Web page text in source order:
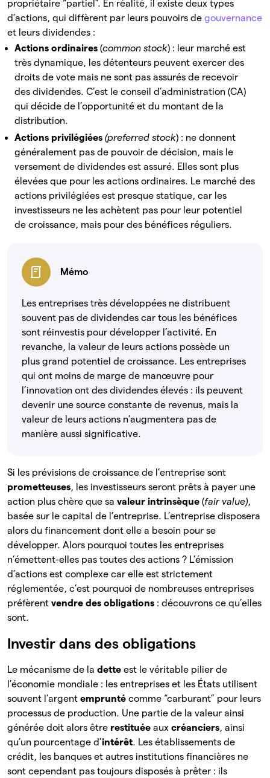
propriétaire “partiel”. En réalité, il existe deux types
d’actions, qui diffèrent par leurs pouvoirs de gouvernance
et leurs dividendes :
Actions ordinaires (common stock) : leur marché est
très dynamique, les détenteurs peuvent exercer des
droits de vote mais ne sont pas assurés de recevoir
des dividendes. C’est le conseil d’administration (CA)
qui décide de l’opportunité et du montant de la
distribution.
Actions privilégiées (preferred stock) : ne donnent
généralement pas de pouvoir de décision, mais le
versement de dividendes est assuré. Elles sont plus
élevées que pour les actions ordinaires. Le marché des
actions privilégiées est presque statique, car les
investisseurs ne les achètent pas pour leur potentiel
de croissance, mais pour des bénéfices réguliers.
Mémo
Les entreprises très développées ne distribuent
souvent pas de dividendes car tous les bénéfices
sont réinvestis pour développer l’activité. En
revanche, la valeur de leurs actions possède un
plus grand potentiel de croissance. Les entreprises
qui ont moins de marge de manœuvre pour
l’innovation ont des dividendes élevés : ils peuvent
devenir une source constante de revenus, mais la
valeur de leurs actions n’augmentera pas de
manière aussi significative.
Si les prévisions de croissance de l’entreprise sont
prometteuses, les investisseurs seront prêts à payer une
action plus chère que sa valeur intrinsèque (fair value),
basée sur le capital de l’entreprise. L’entreprise disposera
alors du financement dont elle a besoin pour se
développer. Alors pourquoi toutes les entreprises
n’émettent-elles pas toutes des actions ? L’émission
d’actions est complexe car elle est strictement
réglementée, c’est pourquoi de nombreuses entreprises
préfèrent vendre des obligations : découvrons ce qu’elles
sont.
Investir dans des obligations
Le mécanisme de la dette est le véritable pilier de
l’économie mondiale : les entreprises et les États utilisent
souvent l’argent emprunté comme “carburant” pour leurs
processus de production. Une partie de la valeur ainsi
générée doit alors être restituée aux créanciers, ainsi
qu’un pourcentage d’intérêt. Les établissements de
crédit, les banques et autres institutions financières ne
sont cependant pas toujours disposés à prêter : ils